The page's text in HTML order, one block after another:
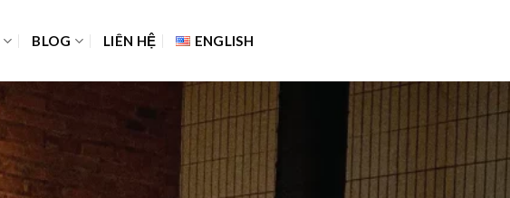
BLOG LIÊN HỆ ENGLISH